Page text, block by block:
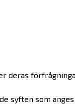
deras
syften som anges